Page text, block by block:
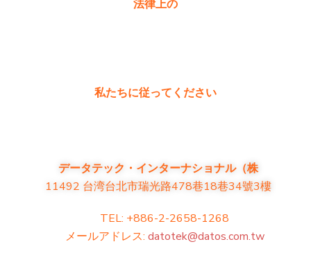
法律上の
私たちに従ってください
データテック・インターナショナル（株
11492 台湾台北市瑞光路478巷18巷34號3樓
TEL: +886-2-2658-1268
メールアドレス: datotek@datos.com.tw